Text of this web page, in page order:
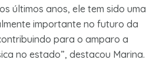
últimos anos, ele tem sido uma
importante no futuro da
para o amparo a
no estado”, destacou Marina.